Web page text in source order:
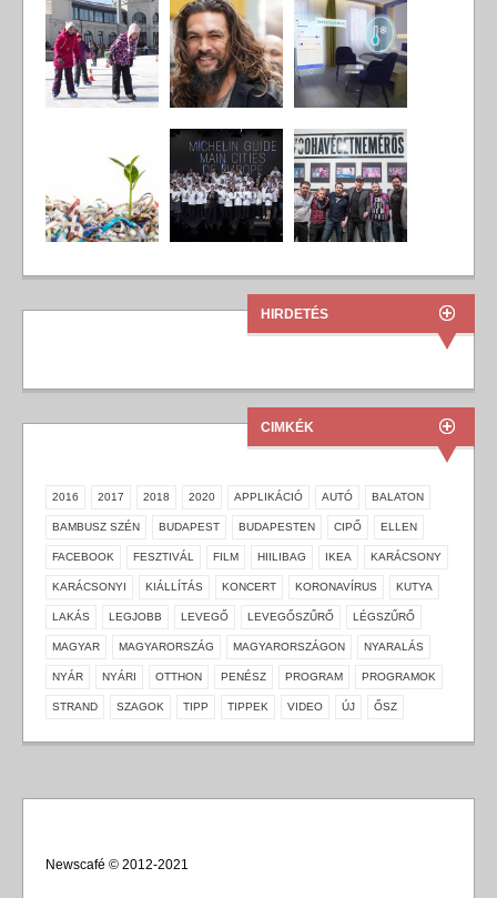
HIRDETÉS
CIMKÉK
2016 2017 2018 2020 APPLIKÁCIÓ AUTÓ BALATON
BAMBUSZ SZÉN BUDAPEST BUDAPESTEN CIPŐ ELLEN
FACEBOOK FESZTIVÁL FILM HIILIBAG IKEA KARÁCSONY
KARÁCSONYI KIÁLLÍTÁS KONCERT KORONAVÍRUS KUTYA
LAKÁS LEGJOBB LEVEGŐ LEVEGŐSZŰRŐ LÉGSZŰRŐ
MAGYAR MAGYARORSZÁG MAGYARORSZÁGON NYARALÁS
NYÁR NYÁRI OTTHON PENÉSZ PROGRAM PROGRAMOK
STRAND SZAGOK TIPP TIPPEK VIDEO ÚJ ŐSZ
Newscafé © 2012-2021